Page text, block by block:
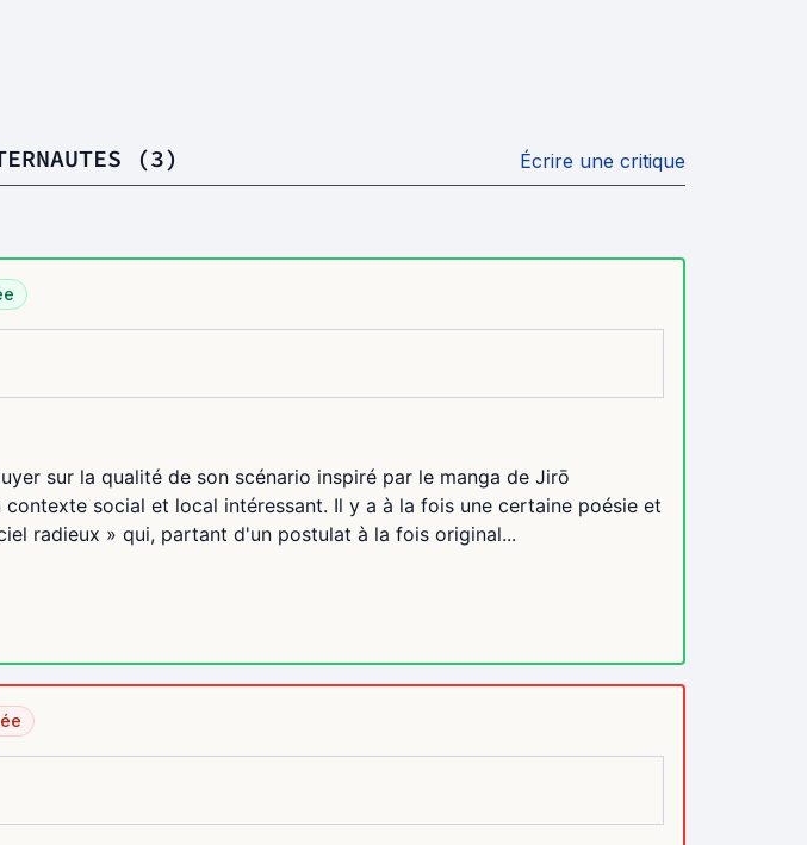
(3) Écrire une critique
sur la qualité de son scénario inspiré par le manga de Jirō
contexte social et local intéressant. Il y a à la fois une certaine poésie et
radieux » qui, partant d'un postulat à la fois original...